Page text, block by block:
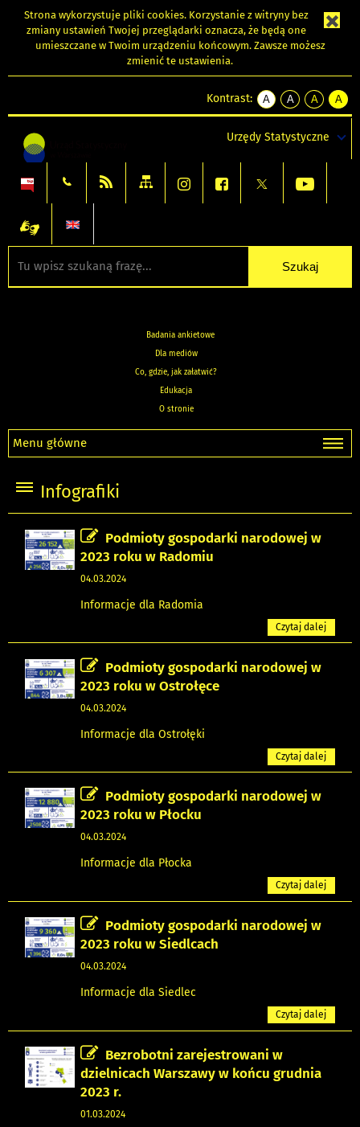
Strona wykorzystuje pliki cookies. Korzystanie z witryny bez
zmiany ustawień Twojej przeglądarki oznacza, że będą one
umieszczane w Twoim urządzeniu końcowym. Zawsze możesz
zmienić te ustawienia.
Kontrast:
A
kontrast
A
kontrast
tekst
czarnym
A
kontrast
tekst
czarnym
A
tekst
żółtym
Urzędy Statystyczne
Badania ankietowe
Dla mediów
Co, gdzie, jak załatwić?
Edukacja
O stronie
Menu główne
Infografiki
Podmioty gospodarki narodowej w
2023 roku w Radomiu
04.03.2024
Informacje dla Radomia
Czytaj dalej
Podmioty gospodarki narodowej w
2023 roku w Ostrołęce
04.03.2024
Informacje dla Ostrołęki
Czytaj dalej
Podmioty gospodarki narodowej w
2023 roku w Płocku
04.03.2024
Informacje dla Płocka
Czytaj dalej
Podmioty gospodarki narodowej w
2023 roku w Siedlcach
04.03.2024
Informacje dla Siedlec
Czytaj dalej
Bezrobotni zarejestrowani w
dzielnicach Warszawy w końcu grudnia
2023 r.
01.03.2024